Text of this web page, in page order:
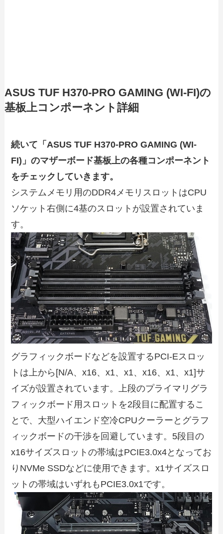
ASUS TUF H370-PRO GAMING (WI-FI)の
基板上コンポーネント詳細
続いて「ASUS TUF H370-PRO GAMING (WI-
FI)」のマザーボード基板上の各種コンポーネント
をチェックしていきます。
システムメモリ用のDDR4メモリスロットはCPU
ソケット右側に4基のスロットが設置されていま
す。
グラフィックボードなどを設置するPCI-Eスロッ
トは上から[N/A、x16、x1、x1、x16、x1、x1]サ
イズが設置されています。上段のプライマリグラ
フィックボード用スロットを2段目に配置するこ
とで、大型ハイエンド空冷CPUクーラーとグラフ
ィックボードの干渉を回避しています。5段目の
x16サイズスロットの帯域はPCIE3.0x4となってお
りNVMe SSDなどに使用できます。x1サイズスロ
ットの帯域はいずれもPCIE3.0x1です。